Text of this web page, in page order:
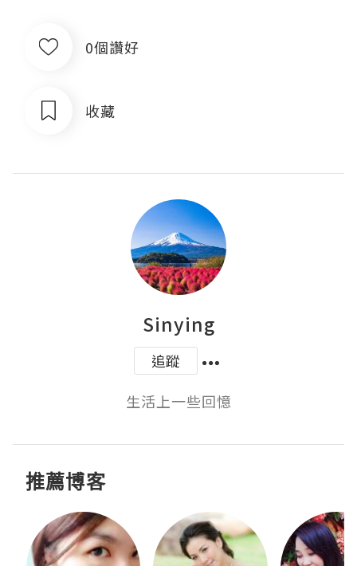
0個讚好
收藏
Sinying
追蹤
生活上一些回憶
推薦博客